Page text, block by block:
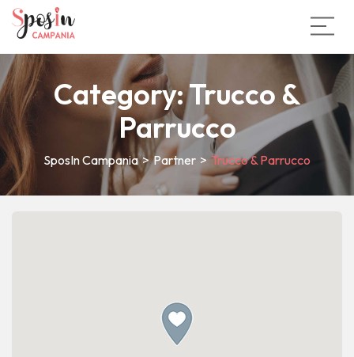
Category:Trucco &
Parrucco
SposIn Campania>Partner > Trucco & Parrucco